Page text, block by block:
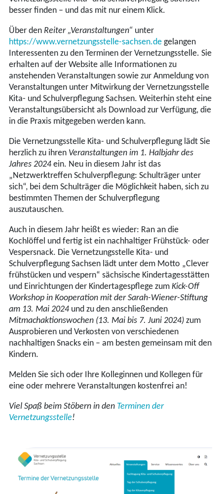
besser finden – und das mit nur einem Klick.
Über den Reiter „Veranstaltungen“ unter
https://www.vernetzungsstelle-sachsen.de gelangen
Interessenten zu den Terminen der Vernetzungsstelle. Sie
erhalten auf der Website alle Informationen zu
anstehenden Veranstaltungen sowie zur Anmeldung von
Veranstaltungen unter Mitwirkung der Vernetzungsstelle
Kita- und Schulverpflegung Sachsen. Weiterhin steht eine
Veranstaltungsübersicht als Download zur Verfügung, die
in die Praxis mitgegeben werden kann.
Die Vernetzungsstelle Kita- und Schulverpflegung lädt Sie
herzlich zu ihren Veranstaltungen im 1. Halbjahr des
Jahres 2024 ein. Neu in diesem Jahr ist das
„Netzwerktreffen Schulverpflegung: Schulträger unter
sich“, bei dem Schulträger die Möglichkeit haben, sich zu
bestimmten Themen der Schulverpflegung
auszutauschen.
Auch in diesem Jahr heißt es wieder: Ran an die
Kochlöffel und fertig ist ein nachhaltiger Frühstück- oder
Vespersnack. Die Vernetzungsstelle Kita- und
Schulverpflegung Sachsen lädt unter dem Motto „Clever
frühstücken und vespern“ sächsische Kindertagesstätten
und Einrichtungen der Kindertagespflege zum Kick-Off
Workshop in Kooperation mit der Sarah-Wiener-Stiftung
am 13. Mai 2024 und zu den anschließenden
Mitmachaktionswochen (13. Mai bis 7. Juni 2024) zum
Ausprobieren und Verkosten von verschiedenen
nachhaltigen Snacks ein – am besten gemeinsam mit den
Kindern.
Melden Sie sich oder Ihre Kolleginnen und Kollegen für
eine oder mehrere Veranstaltungen kostenfrei an!
Viel Spaß beim Stöbern in den Terminen der
Vernetzungsstelle!